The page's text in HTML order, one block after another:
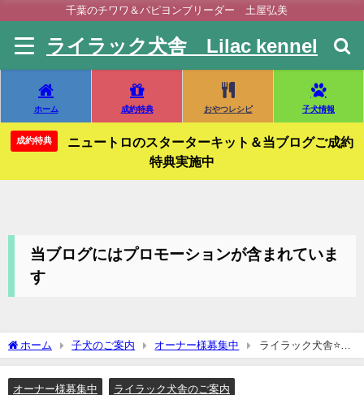
千葉のチワワ＆パピヨンブリーダー 土屋弘美
ライラック犬舎 Lilac kennel
ホーム 成約特典 おやつレシピ 子犬情報
成約特典
ニュートロのスターターキット＆当ブログご成約
特典実施中
当ブログにはプロモーションが含まれていま
す
ホーム 子犬のご案内 オーナー様募集中
ライラック犬舎⭐子
犬最新情報⭐ロングコートチワワ⭐オーナー様募集中⭐子犬販売⭐千葉県⭐
土屋弘美ブリーダー
オーナー様募集中
ライラック犬舎のご案内